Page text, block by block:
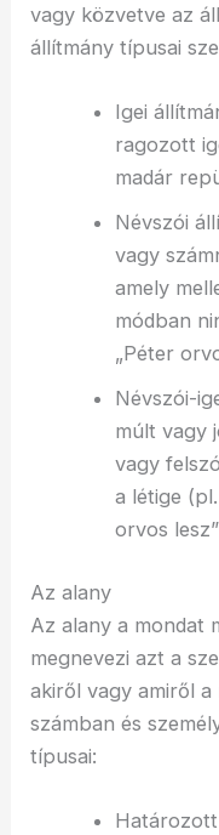
vagy közvetve az
állítmány típusai
Igei
ragozott
madár
Névszói
vagy
amely
módban
„Péter
Névszói-
múlt vagy
vagy
a létige
orvos
Az alany
Az alany a mondat
megnevezi azt a
akiről vagy amiről
számban és
típusai: